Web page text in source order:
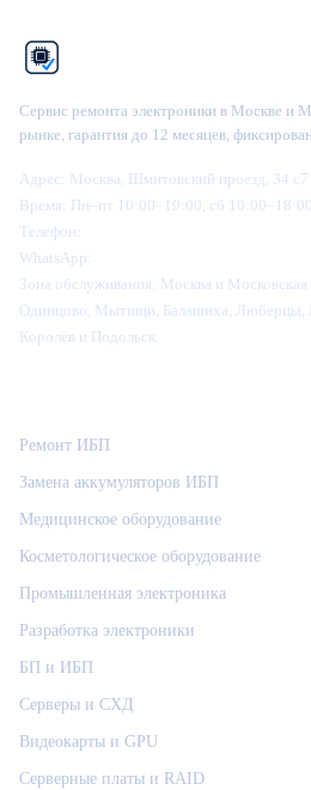
Сервис ремонта электроники в Москве и
рынке, гарантия до 12 месяцев,
Адрес: Москва, Шмитовский проезд, 34 с7
Время: Пн–пт 10:00–19:00, сб
Телефон:
WhatsApp:
Зона обслуживания: Москва и Московская
Одинцово, Мытищи, Балашиха, Люберцы,
Королёв и Подольск.
Ремонт ИБП
Замена аккумуляторов ИБП
Медицинское оборудование
Косметологическое оборудование
Промышленная электроника
Разработка электроники
БП и ИБП
Серверы и СХД
Видеокарты и GPU
Серверные платы и RAID